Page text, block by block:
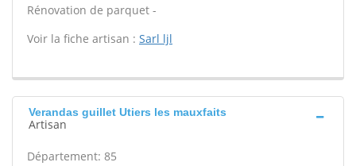
Rénovation de parquet -
Voir la fiche artisan : Sarl ljl
Verandas guillet Utiers les mauxfaits
Artisan
Département: 85